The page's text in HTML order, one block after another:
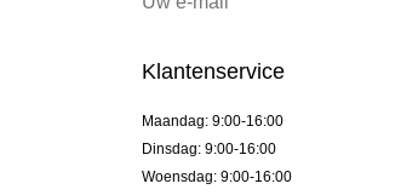
Klantenservice
Maandag: 9:00-16:00
Dinsdag: 9:00-16:00
Woensdag: 9:00-16:00